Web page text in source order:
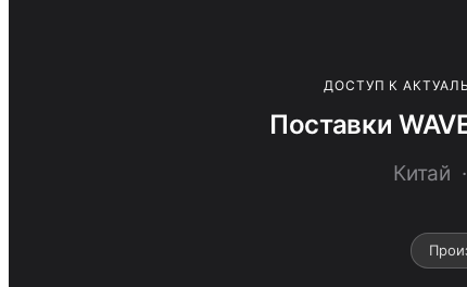
ДОСТУП К
Поставки